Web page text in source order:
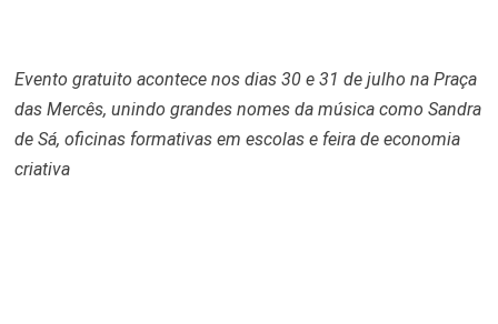
Evento gratuito acontece nos dias 30 e 31 de julho na Praça
das Mercês, unindo grandes nomes da música como Sandra
de Sá, oficinas formativas em escolas e feira de economia
criativa